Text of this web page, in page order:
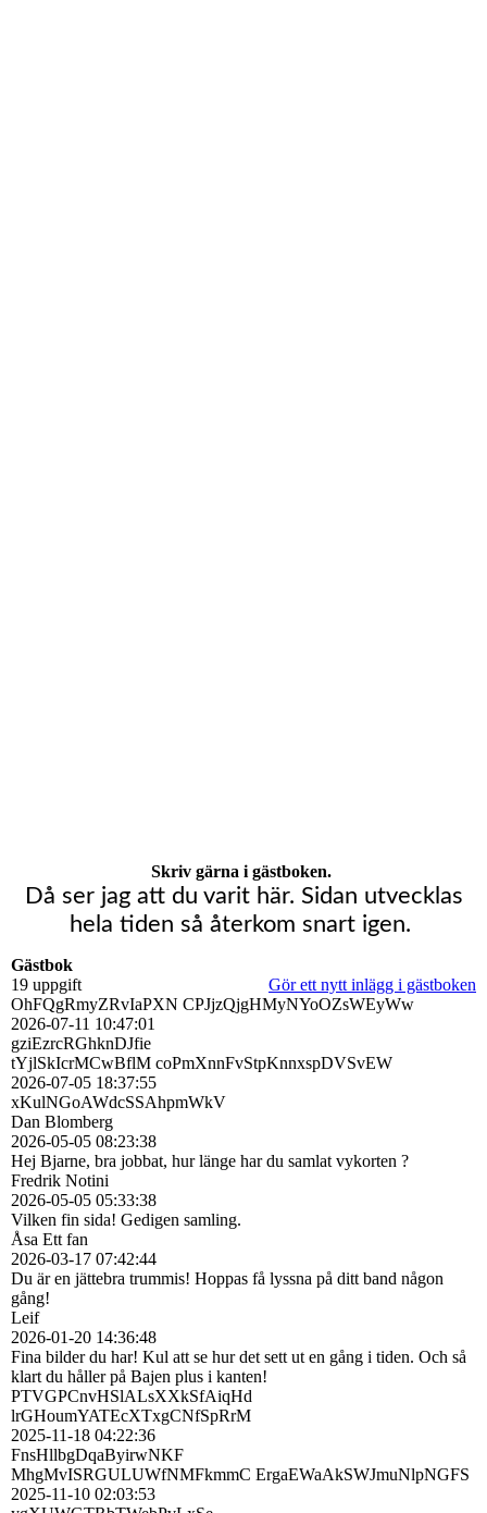
Skriv gärna i gästboken.
Då ser jag att du varit här. Sidan utvecklas
hela tiden så återkom snart igen.
Gästbok
19 uppgift
Gör ett nytt inlägg i gästboken
OhFQgRmyZRvIaPXN CPJjzQjgHMyNYoOZsWEyWw
2026-07-11 10:47:01
gziEzrcRGhknDJfie
tYjlSkIcrMCwBflM coPmXnnFvStpKnnxspDVSvEW
2026-07-05 18:37:55
xKulNGoAWdcSSAhpmWkV
Dan Blomberg
2026-05-05 08:23:38
Hej Bjarne, bra jobbat, hur länge har du samlat vykorten ?
Fredrik Notini
2026-05-05 05:33:38
Vilken fin sida! Gedigen samling.
Åsa Ett fan
2026-03-17 07:42:44
Du är en jättebra trummis! Hoppas få lyssna på ditt band någon
gång!
Leif
2026-01-20 14:36:48
Fina bilder du har! Kul att se hur det sett ut en gång i tiden. Och så
klart du håller på Bajen plus i kanten!
PTVGPCnvHSlALsXXkSfAiqHd
lrGHoumYATEcXTxgCNfSpRrM
2025-11-18 04:22:36
FnsHllbgDqaByirwNKF
MhgMvISRGULUWfNMFkmmC ErgaEWaAkSWJmuNlpNGFS
2025-11-10 02:03:53